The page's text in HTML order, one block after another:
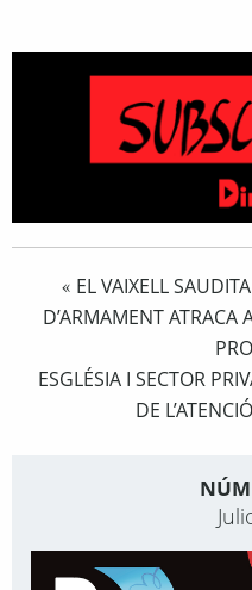
« EL VAIXELL
D’ARMAMENT ATRACA
ESGLÉSIA I SECTOR
DE